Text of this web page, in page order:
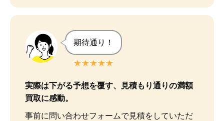
期待通り！
★★★★★
実際は下がる予想を覆す、見積もり通りの満額
買取に感動。
事前に問い合わせフォームで見積をしていただ